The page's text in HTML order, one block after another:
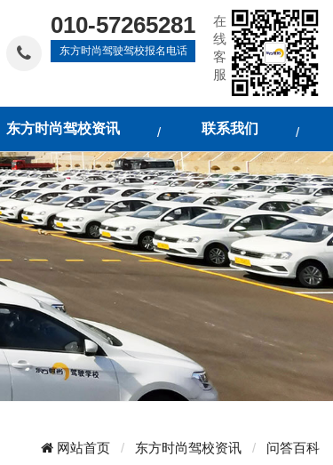
010-57265281
东方时尚驾驶驾校报名电话
在
线
客
服
东方时尚驾校资讯 联系我们
网站首页 东方时尚驾校资讯 问答百科